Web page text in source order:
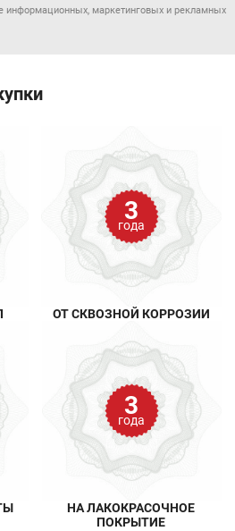
информационных, маркетинговых и рекламных
3
года
ОТ СКВОЗНОЙ КОРРОЗИИ
3
года
НА ЛАКОКРАСОЧНОЕ
ПОКРЫТИЕ